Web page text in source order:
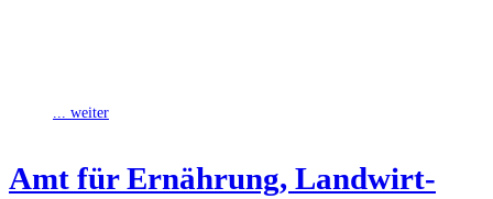
... weiter
Amt für Ernäh­rung, Land­wirt­